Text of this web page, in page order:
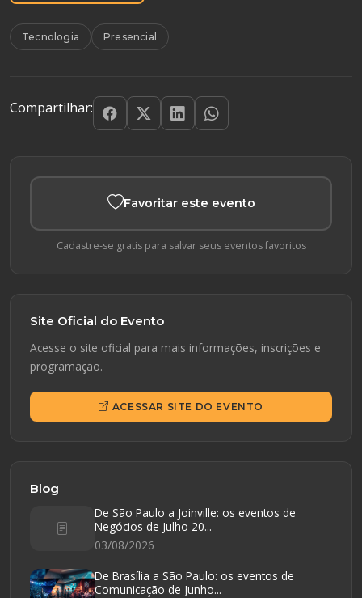
Tecnologia Presencial
Compartilhar:
Favoritar este evento
Cadastre-se gratis para salvar seus eventos favoritos
Site Oficial do Evento
Acesse o site oficial para mais informações, inscrições e
programação.
ACESSAR SITE DO EVENTO
Blog
De São Paulo a Joinville: os eventos de
Negócios de Julho 20...
03/08/2026
De Brasília a São Paulo: os eventos de
Comunicação de Junho...